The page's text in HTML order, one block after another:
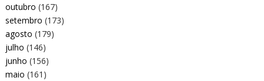
outubro (167)
setembro (173)
agosto (179)
julho (146)
junho (156)
maio (161)